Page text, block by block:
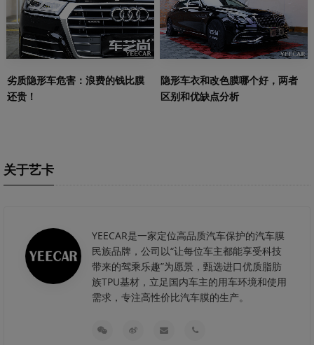
劣质隐形车危害：浪费的钱比膜
还贵！
隐形车衣和改色膜哪个好，两者
区别和优缺点分析
关于艺卡
YEECAR是一家定位高品质汽车保护的汽车膜
民族品牌，公司以“让每位车主都能享受科技
带来的驾乘乐趣”为愿景，甄选进口优质脂肪
族TPU基材，立足国内车主的用车环境和使用
需求，专注高性价比汽车膜的生产。